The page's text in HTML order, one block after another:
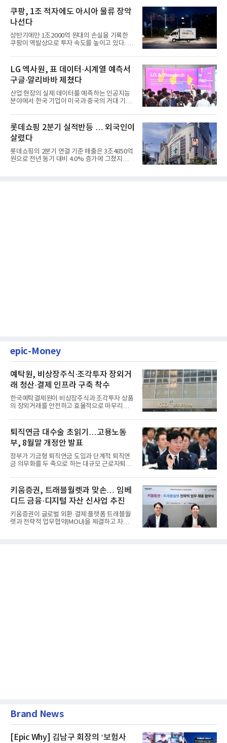
쿠팡, 1조 적자에도 아시아 물류 장악
나선다
상반기에만 1조2000억 원대의 손실을 기록한
쿠팡이 역발상으로 투자 속도를 높이고 있다. 이
LG 엑사원, 표 데이터·시계열 예측서
구글·알리바바 제쳤다
산업 현장의 실제 데이터를 예측하는 인공지능
분야에서 한국 기업이 미국과 중국의 거대 기술
롯데쇼핑 2분기 실적반등 … 외국인이
살렸다
롯데쇼핑의 2분기 연결 기준 매출은 3조4850억
원으로 전년 동기 대비 4.0% 증가에 그쳤지만,
epic-Money
예탁원, 비상장주식·조각투자 장외거
래 청산·결제 인프라 구축 착수
한국예탁결제원이 비상장주식과 조각투자 상품
의 장외거래를 안전하고 효율적으로 마무리하기
퇴직연금 대수술 초읽기…고용노동
부, 8월말 개정안 발표
정부가 기금형 퇴직연금 도입과 단계적 퇴직연
금 의무화를 두 축으로 하는 대규모 근로자퇴직
키움증권, 트래블월렛과 맞손… 임베
디드 금융·디지털 자산 신사업 추진
키움증권이 글로벌 외환·결제 플랫폼 트래블월
렛과 전략적 업무협약(MOU)을 체결하고 차세
Brand News
[Epic Why] 김남구 회장의 ‘보험사